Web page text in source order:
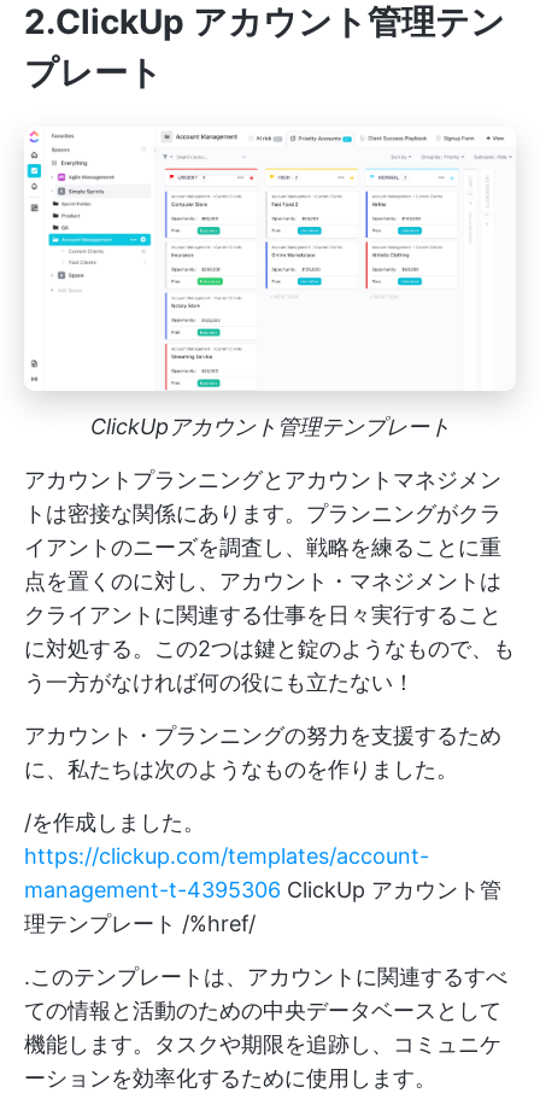
2.ClickUp アカウント管理テン
プレート
ClickUpアカウント管理テンプレート
アカウントプランニングとアカウントマネジメン
トは密接な関係にあります。プランニングがクラ
イアントのニーズを調査し、戦略を練ることに重
点を置くのに対し、アカウント・マネジメントは
クライアントに関連する仕事を日々実行すること
に対処する。この2つは鍵と錠のようなもので、も
う一方がなければ何の役にも立たない！
アカウント・プランニングの努力を支援するため
に、私たちは次のようなものを作りました。
/を作成しました。
https://clickup.com/templates/account-
management-t-4395306 ClickUp アカウント管
理テンプレート /%href/
.このテンプレートは、アカウントに関連するすべ
ての情報と活動のための中央データベースとして
機能します。タスクや期限を追跡し、コミュニケ
ーションを効率化するために使用します。